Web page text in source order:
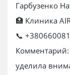
Гарбузенко
🏥 Клиника
📞
уделила